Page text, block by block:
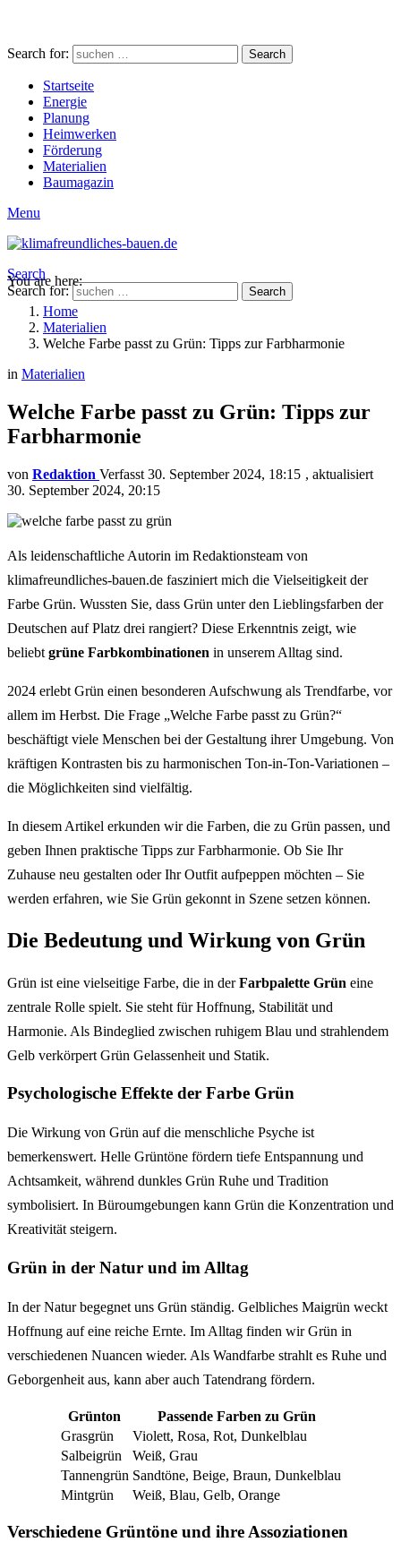
Search for: Search
Startseite
Energie
Planung
Heimwerken
Förderung
Materialien
Baumagazin
Menu
Search
Search for:
Search
You are here:
Home
Materialien
Welche Farbe passt zu Grün: Tipps zur Farbharmonie
in Materialien
Welche Farbe passt zu Grün: Tipps zur
Farbharmonie
von Redaktion 30. September 2024, 18:15
aktualisiert
30. September 2024, 20:15
Als leidenschaftliche Autorin im Redaktionsteam von
klimafreundliches-bauen.de fasziniert mich die Vielseitigkeit der
Farbe Grün. Wussten Sie, dass Grün unter den Lieblingsfarben der
Deutschen auf Platz drei rangiert? Diese Erkenntnis zeigt, wie
beliebt grüne Farbkombinationen in unserem Alltag sind.
2024 erlebt Grün einen besonderen Aufschwung als Trendfarbe, vor
allem im Herbst. Die Frage „Welche Farbe passt zu Grün?“
beschäftigt viele Menschen bei der Gestaltung ihrer Umgebung. Von
kräftigen Kontrasten bis zu harmonischen Ton-in-Ton-Variationen –
die Möglichkeiten sind vielfältig.
In diesem Artikel erkunden wir die Farben, die zu Grün passen, und
geben Ihnen praktische Tipps zur Farbharmonie. Ob Sie Ihr
Zuhause neu gestalten oder Ihr Outfit aufpeppen möchten – Sie
werden erfahren, wie Sie Grün gekonnt in Szene setzen können.
Die Bedeutung und Wirkung von Grün
Grün ist eine vielseitige Farbe, die in derFarbpalette Grün eine
zentrale Rolle spielt. Sie steht für Hoffnung, Stabilität und
Harmonie. Als Bindeglied zwischen ruhigem Blau und strahlendem
Gelb verkörpert Grün Gelassenheit und Statik.
Psychologische Effekte der Farbe Grün
Die Wirkung von Grün auf die menschliche Psyche ist
bemerkenswert. Helle Grüntöne fördern tiefe Entspannung und
Achtsamkeit, während dunkles Grün Ruhe und Tradition
symbolisiert. In Büroumgebungen kann Grün die Konzentration und
Kreativität steigern.
Grün in der Natur und im Alltag
In der Natur begegnet uns Grün ständig. Gelbliches Maigrün weckt
Hoffnung auf eine reiche Ernte. Im Alltag finden wir Grün in
verschiedenen Nuancen wieder. Als Wandfarbe strahlt es Ruhe und
Geborgenheit aus, kann aber auch Tatendrang fördern.
Grünton
Passende Farben zu Grün
Grasgrün
Violett, Rosa, Rot, Dunkelblau
Salbeigrün
Weiß, Grau
Tannengrün Sandtöne, Beige, Braun, Dunkelblau
Mintgrün
Weiß, Blau, Gelb, Orange
Verschiedene Grüntöne und ihre Assoziationen